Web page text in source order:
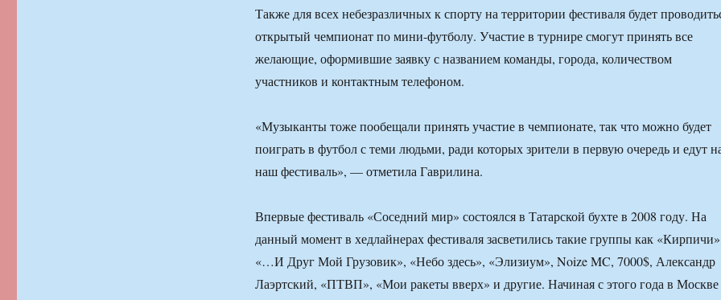
Также для всех небезразличных к спорту на территории фестиваля будет
открытый чемпионат по мини-футболу. Участие в турнире смогут принять все
желающие, оформившие заявку с названием команды, города, количеством
участников и контактным телефоном.
«Музыканты тоже пообещали принять участие в чемпионате, так что можно будет
поиграть в футбол с теми людьми, ради которых зрители в первую очередь и едут
наш фестиваль», — отметила Гаврилина.
Впервые фестиваль «Соседний мир» состоялся в Татарской бухте в 2008 году. На
данный момент в хедлайнерах фестиваля засветились такие группы как
«…И Друг Мой Грузовик», «Небо здесь», «Элизиум», Noize MC, 7000$, Александр
Лаэртский, «ПТВП», «Мои ракеты вверх» и другие. Начиная с этого года в Москве